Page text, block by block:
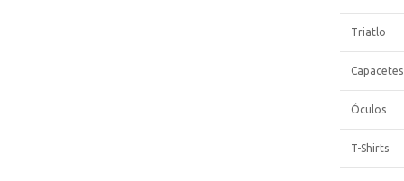
Triatlo
Capacetes
Óculos
T-Shirts